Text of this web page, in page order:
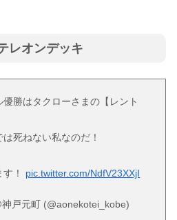
レオンデッキ
勝はタクローさまの【レント
死ねない私なのだ！
！ pic.twitter.com/NdfV23XXjI
戸元町 (@aonekotei_kobe)